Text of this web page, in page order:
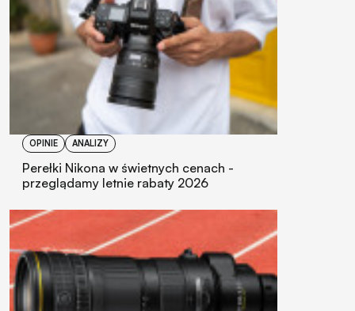
OPINIE ANALIZY
Perełki Nikona w świetnych cenach -
przeglądamy letnie rabaty 2026